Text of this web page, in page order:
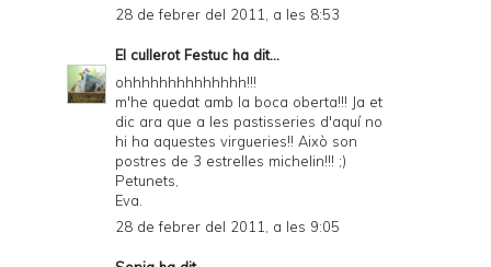
28 de febrer del 2011, a les 8:53
El cullerot Festuc ha dit...
ohhhhhhhhhhhhhh!!!
m'he quedat amb la boca oberta!!! Ja et
dic ara que a les pastisseries d'aquí no
hi ha aquestes virgueries!! Això son
postres de 3 estrelles michelin!!! ;)
Petunets,
Eva.
28 de febrer del 2011, a les 9:05